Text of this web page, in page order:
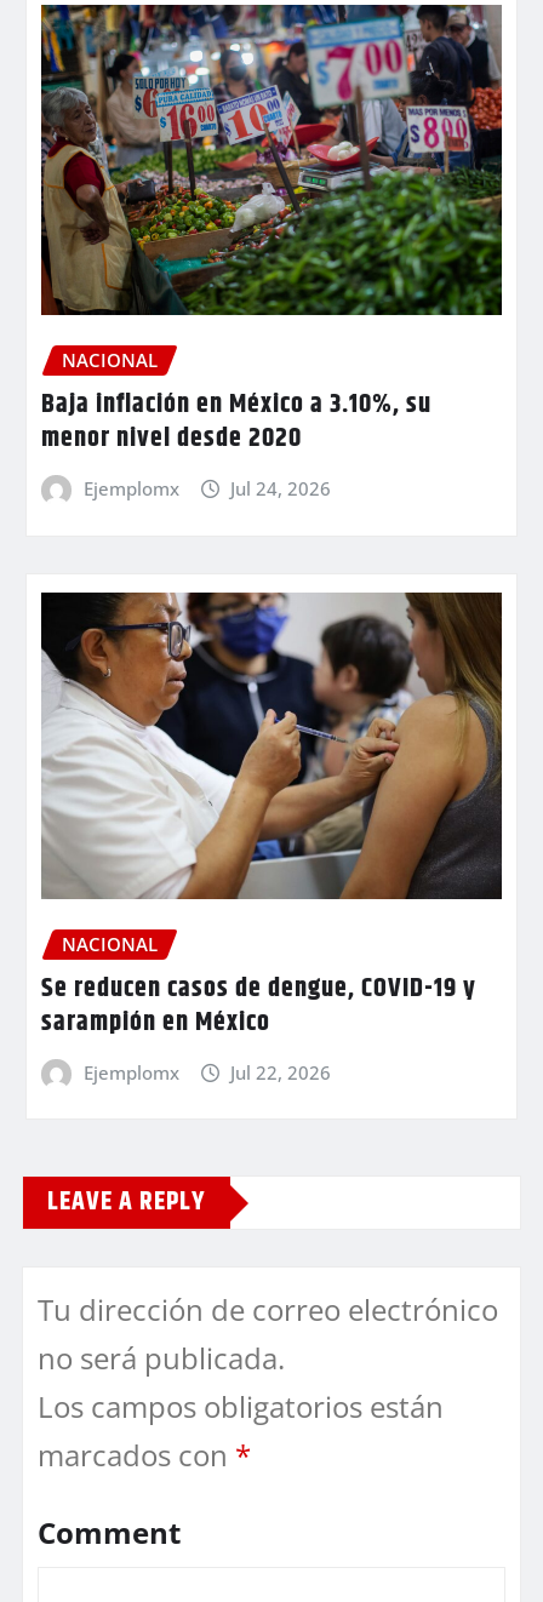
NACIONAL
Baja inflación en México a 3.10%, su
menor nivel desde 2020
Ejemplomx Jul 24, 2026
NACIONAL
Se reducen casos de dengue, COVID-19 y
sarampión en México
Ejemplomx Jul 22, 2026
LEAVE A REPLY
Tu dirección de correo electrónico
no será publicada.
Los campos obligatorios están
marcados con *
Comment